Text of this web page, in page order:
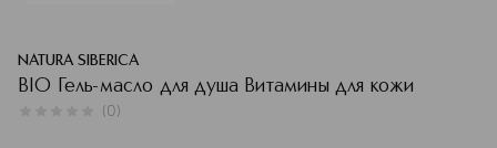
NATURA SIBERICA
BIO Гель-масло для душа Витамины для кожи
(0)